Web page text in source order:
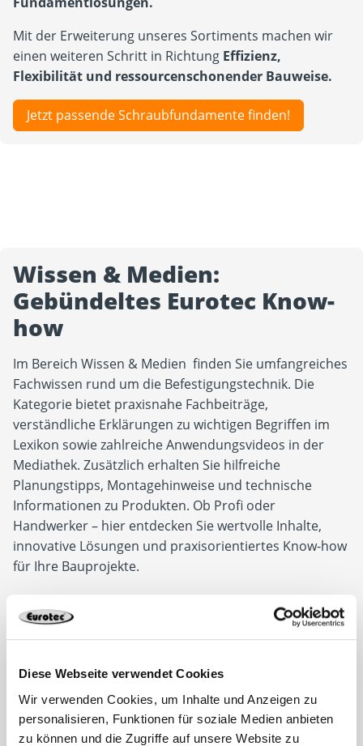
Diese Webseite verwendet Cookies
Wir verwenden Cookies, um Inhalte und Anzeigen zu
personalisieren, Funktionen für soziale Medien anbieten
zu können und die Zugriffe auf unsere Website zu
Mit der Erweiterung unseres Sortiments machen wir
einen weiteren Schritt in Richtung Effizienz,
Flexibilität und ressourcenschonender Bauweise.
Jetzt passende Schraubfundamente finden!
Wissen & Medien:
Gebündeltes Eurotec Know-
how
Im Bereich Wissen & Medien finden Sie umfangreiches
Fachwissen rund um die Befestigungstechnik. Die
Kategorie bietet praxisnahe Fachbeiträge,
verständliche Erklärungen zu wichtigen Begriffen im
Lexikon sowie zahlreiche Anwendungsvideos in der
Mediathek. Zusätzlich erhalten Sie hilfreiche
Planungstipps, Montagehinweise und technische
Informationen zu Produkten. Ob Profi oder
Handwerker – hier entdecken Sie wertvolle Inhalte,
innovative Lösungen und praxisorientiertes Know-how
für Ihre Bauprojekte.
Wissen & Medien